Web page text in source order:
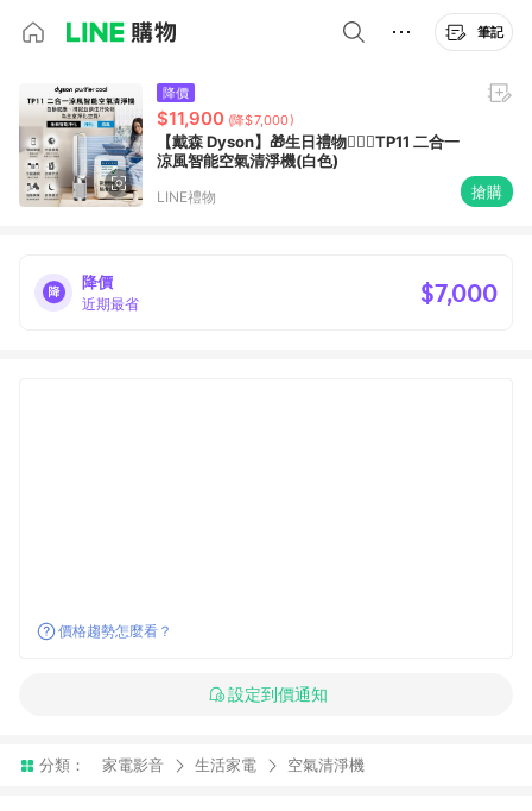
筆記
降價
$11,900 (降$7,000)
【戴森 Dyson】🎁生日禮物👩‍❤️‍👨TP11 二合一
涼風智能空氣清淨機(白色)
LINE禮物 搶購
降價
近期最省 $7,000
價格趨勢怎麼看？
設定到價通知
分類： 家電影音 生活家電 空氣清淨機